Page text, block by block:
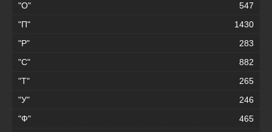
"О"
547
"П"
1430
"Р"
283
"С"
882
"Т"
265
"У"
246
"Ф"
465